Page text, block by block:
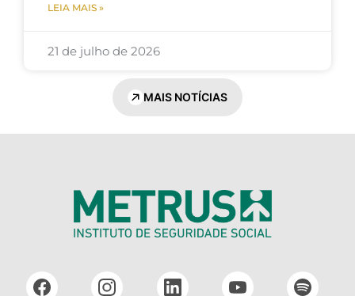
LEIA MAIS »
21 de julho de 2026
MAIS NOTÍCIAS